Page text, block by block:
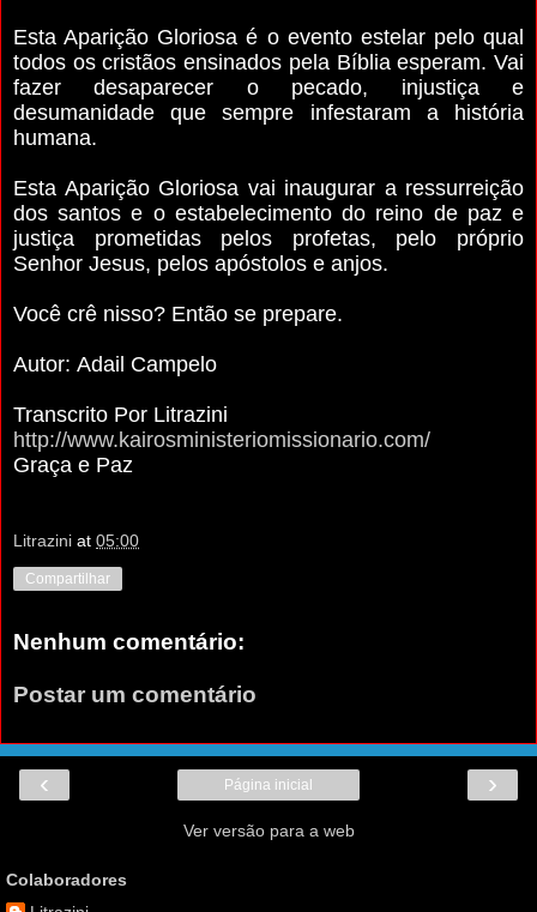
Esta Aparição Gloriosa é o evento estelar pelo qual
todos os cristãos ensinados pela Bíblia esperam. Vai
fazer desaparecer o pecado, injustiça e
desumanidade que sempre infestaram a história
humana.
Esta Aparição Gloriosa vai inaugurar a ressurreição
dos santos e o estabelecimento do reino de paz e
justiça prometidas pelos profetas, pelo próprio
Senhor Jesus, pelos apóstolos e anjos.
Você crê nisso? Então se prepare.
Autor: Adail Campelo
Transcrito Por Litrazini
http://www.kairosministeriomissionario.com/
Graça e Paz
Litrazini at 05:00
Compartilhar
Nenhum comentário:
Postar um comentário
‹ ›
Página inicial
Ver versão para a web
Colaboradores